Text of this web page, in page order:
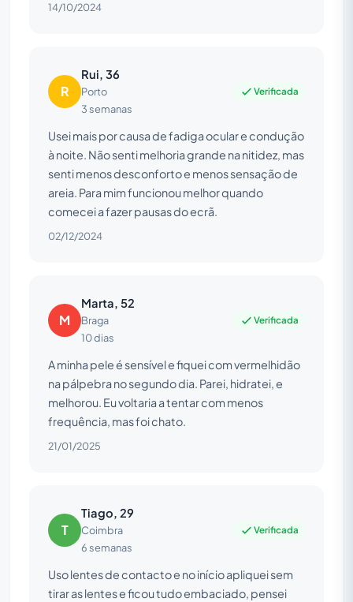
14/10/2024
R
Rui, 36
Porto
3 semanas
Verificada
Usei mais por causa de fadiga ocular e condução
à noite. Não senti melhoria grande na nitidez, mas
senti menos desconforto e menos sensação de
areia. Para mim funcionou melhor quando
comecei a fazer pausas do ecrã.
02/12/2024
M
Marta, 52
Braga
10 dias
Verificada
A minha pele é sensível e fiquei com vermelhidão
na pálpebra no segundo dia. Parei, hidratei, e
melhorou. Eu voltaria a tentar com menos
frequência, mas foi chato.
21/01/2025
T
Tiago, 29
Coimbra
6 semanas
Verificada
Uso lentes de contacto e no início apliquei sem
tirar as lentes e ficou tudo embaciado, pensei